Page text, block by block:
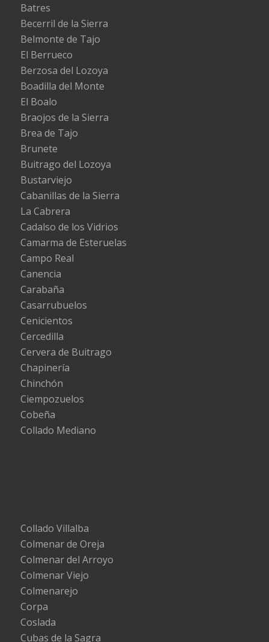
Batres
Becerril de la Sierra
Belmonte de Tajo
El Berrueco
Berzosa del Lozoya
Boadilla del Monte
El Boalo
Braojos de la Sierra
Brea de Tajo
Brunete
Buitrago del Lozoya
Bustarviejo
Cabanillas de la Sierra
La Cabrera
Cadalso de los Vidrios
Camarma de Esteruelas
Campo Real
Canencia
Carabaña
Casarrubuelos
Cenicientos
Cercedilla
Cervera de Buitrago
Chapinería
Chinchón
Ciempozuelos
Cobeña
Collado Mediano
Collado Villalba
Colmenar de Oreja
Colmenar del Arroyo
Colmenar Viejo
Colmenarejo
Corpa
Coslada
Cubas de la Sagra